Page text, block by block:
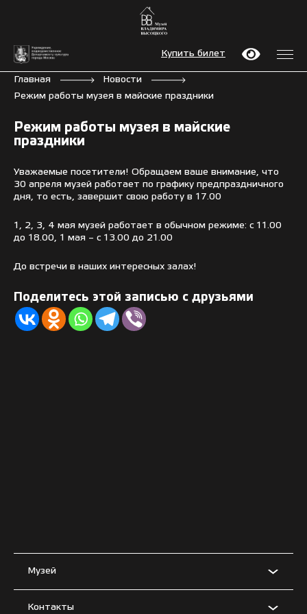
Купить билет
Главная
Новости
Режим работы музея в майские праздники
Режим работы музея в майские
праздники
Уважаемые посетители! Обращаем ваше внимание, что
30 апреля музей работает по графику предпраздничного
дня, то есть, завершит свою работу в 17.00
1, 2, 3, 4 мая музей работает в обычном режиме: с 11.00
до 18.00, 1 мая – с 13.00 до 21.00
До встречи в наших интересных залах!
Поделитесь этой записью с друзьями
Музей
Контакты